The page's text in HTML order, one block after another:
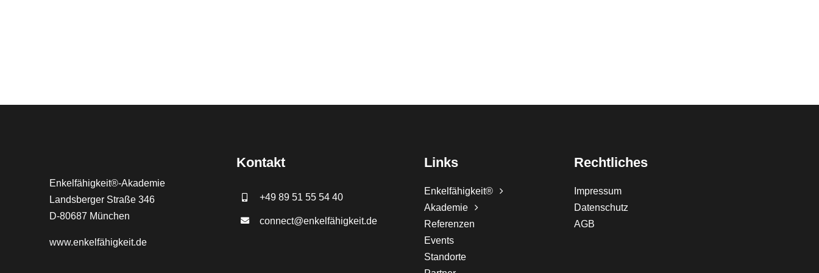
Enkelfähigkeit®-Akademie
Landsberger Straße 346
D-80687 München
www.enkelfähigkeit.de
Kontakt
+49 89 51 55 54 40
connect@enkelfähigkeit.de
Links
Enkelfähigkeit®
Akademie
Referenzen
Events
Standorte
Rechtliches
Impressum
Datenschutz
AGB